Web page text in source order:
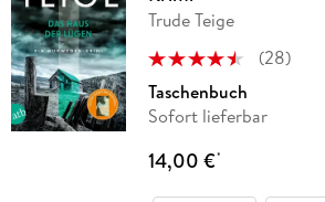
Trude Teige
(28)
Taschenbuch
Sofort lieferbar
14,00 €*